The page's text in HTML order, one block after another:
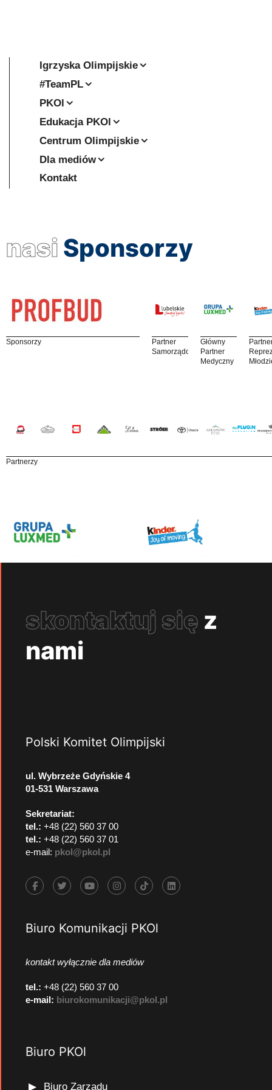
Igrzyska Olimpijskie
#TeamPL
PKOl
Edukacja PKOl
Centrum Olimpijskie
Dla mediów
Kontakt
nasi Sponsorzy
Sponsorzy
Partner
Samorządowy
Główny
Partner
Medyczny
Partnerzy
skontaktuj się z
nami
Polski Komitet Olimpijski
ul. Wybrzeże Gdyńskie 4
01-531 Warszawa
Sekretariat:
tel.: +48 (22) 560 37 00
tel.: +48 (22) 560 37 01
e-mail: pkol@pkol.pl
Biuro Komunikacji PKOl
kontakt wyłącznie dla mediów
tel.: +48 (22) 560 37 00
e-mail: biurokomunikacji@pkol.pl
Biuro PKOl
Biuro Zarządu